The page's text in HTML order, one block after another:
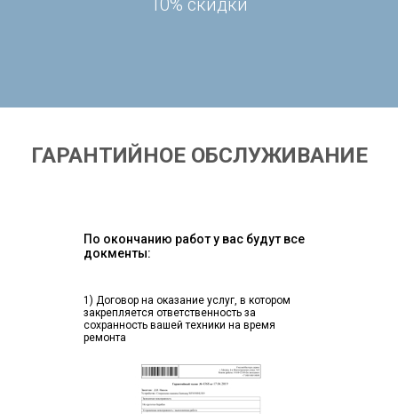
10% скидки
ГАРАНТИЙНОЕ ОБСЛУЖИВАНИЕ
По окончанию работ у вас будут все
докменты:
1) Договор на оказание услуг, в котором
закрепляется ответственность за
сохранность вашей техники на время
ремонта